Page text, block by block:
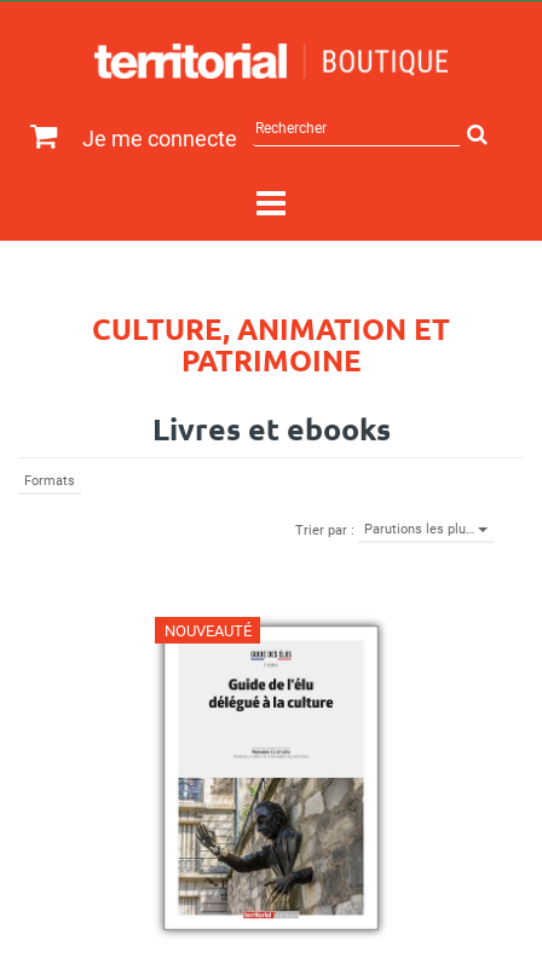
Je me connecte
sur
CULTURE, ANIMATION ET
PATRIMOINE
Livres et ebooks
Formats
Trier par : Parutions les plu…
NOUVEAUTÉ